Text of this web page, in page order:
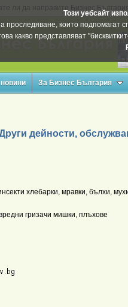
ли да направите Бизнес
Този уебсайт
проследяване, които
какво представляват
За Бизнес България
дейности,
хлебарки, мравки, бълхи,
гризачи мишки, плъхове